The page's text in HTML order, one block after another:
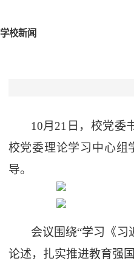
学校新闻
10月21日，校党委
校党委理论学习中心组
导。
会议围绕“学习 《
论述，扎实推进教育强